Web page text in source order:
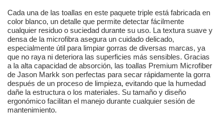
Cada una de las toallas en este paquete triple está fabricada en
color blanco, un detalle que permite detectar fácilmente
cualquier residuo o suciedad durante su uso. La textura suave y
densa de la microfibra asegura un cuidado delicado,
especialmente útil para limpiar gorras de diversas marcas, ya
que no raya ni deteriora las superficies más sensibles. Gracias
a la alta capacidad de absorción, las toallas Premium Microfiber
de Jason Markk son perfectas para secar rápidamente la gorra
después de un proceso de limpieza, evitando que la humedad
dañe la estructura o los materiales. Su tamaño y diseño
ergonómico facilitan el manejo durante cualquier sesión de
mantenimiento.